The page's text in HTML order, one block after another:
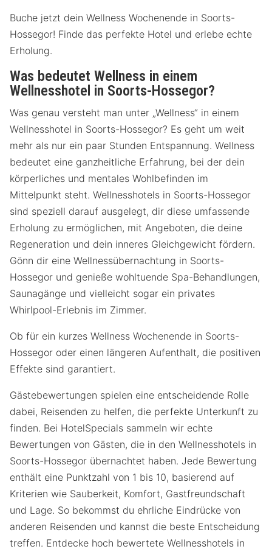
Buche jetzt dein Wellness Wochenende in Soorts-
Hossegor! Finde das perfekte Hotel und erlebe echte
Erholung.
Was bedeutet Wellness in einem
Wellnesshotel in Soorts-Hossegor?
Was genau versteht man unter „Wellness“ in einem
Wellnesshotel in Soorts-Hossegor? Es geht um weit
mehr als nur ein paar Stunden Entspannung. Wellness
bedeutet eine ganzheitliche Erfahrung, bei der dein
körperliches und mentales Wohlbefinden im
Mittelpunkt steht. Wellnesshotels in Soorts-Hossegor
sind speziell darauf ausgelegt, dir diese umfassende
Erholung zu ermöglichen, mit Angeboten, die deine
Regeneration und dein inneres Gleichgewicht fördern.
Gönn dir eine Wellnessübernachtung in Soorts-
Hossegor und genieße wohltuende Spa-Behandlungen,
Saunagänge und vielleicht sogar ein privates
Whirlpool-Erlebnis im Zimmer.
Ob für ein kurzes Wellness Wochenende in Soorts-
Hossegor oder einen längeren Aufenthalt, die positiven
Effekte sind garantiert.
Gästebewertungen spielen eine entscheidende Rolle
dabei, Reisenden zu helfen, die perfekte Unterkunft zu
finden. Bei HotelSpecials sammeln wir echte
Bewertungen von Gästen, die in den Wellnesshotels in
Soorts-Hossegor übernachtet haben. Jede Bewertung
enthält eine Punktzahl von 1 bis 10, basierend auf
Kriterien wie Sauberkeit, Komfort, Gastfreundschaft
und Lage. So bekommst du ehrliche Eindrücke von
anderen Reisenden und kannst die beste Entscheidung
treffen. Entdecke hoch bewertete Wellnesshotels in